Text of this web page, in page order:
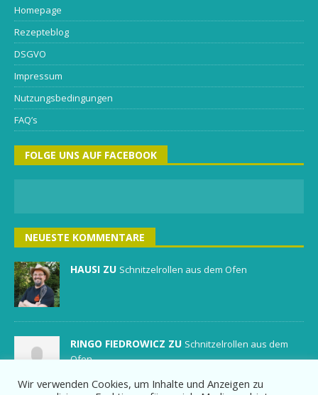
Homepage
Rezepteblog
DSGVO
Impressum
Nutzungsbedingungen
FAQ’s
FOLGE UNS AUF FACEBOOK
NEUESTE KOMMENTARE
HAUSI ZU Schnitzelrollen aus dem Ofen
RINGO FIEDROWICZ ZU Schnitzelrollen aus dem
Ofen
Wir verwenden Cookies, um Inhalte und Anzeigen zu